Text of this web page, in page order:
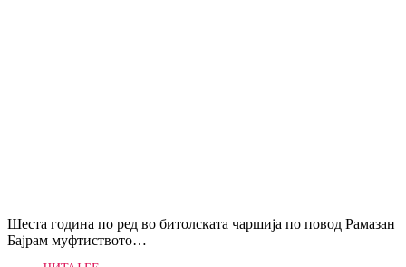
Шеста година по ред во битолската чаршија по повод Рамазан
Бајрам муфтиството…